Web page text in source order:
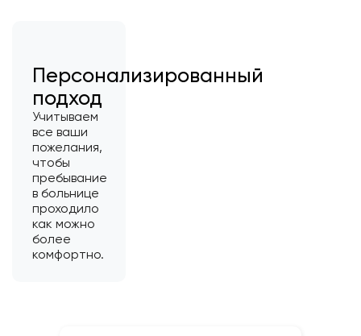
Персонализированный
подход
Учитываем
все ваши
пожелания,
чтобы
пребывание
в больнице
проходило
как можно
более
комфортно.